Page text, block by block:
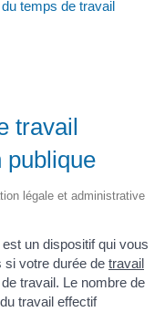
temps de travail
travail
publique
légale et administrative
un dispositif qui vous
si votre durée de travail
travail. Le nombre de
travail effectif